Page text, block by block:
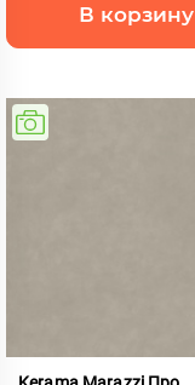
В корзину